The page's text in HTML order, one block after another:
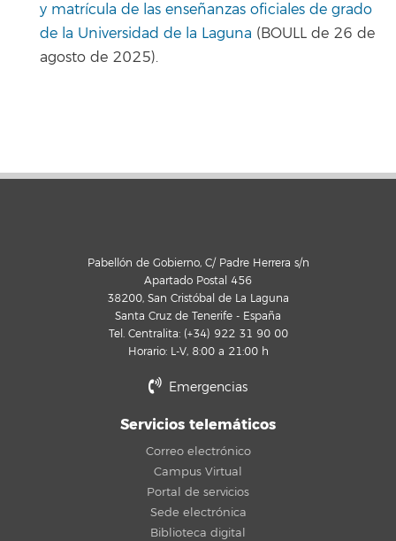
y matrícula de las enseñanzas oficiales de grado
de la Universidad de la Laguna (BOULL de 26 de
agosto de 2025).
Pabellón de Gobierno, C/ Padre Herrera s/n
Apartado Postal 456
38200, San Cristóbal de La Laguna
Santa Cruz de Tenerife - España
Tel. Centralita: (+34) 922 31 90 00
Horario: L-V, 8:00 a 21:00 h
Emergencias
Servicios telemáticos
Correo electrónico
Campus Virtual
Portal de servicios
Sede electrónica
Biblioteca digital